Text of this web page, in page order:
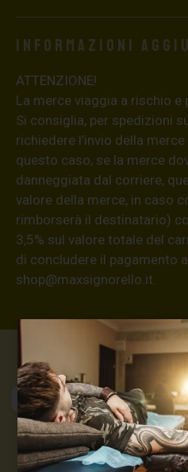
Informazioni
ATTENZIONE!
La merce viaggia a rischio
Si consiglia, per spedizioni
richiedere l’invio della
questo caso, se la merce
danneggiata dal corriere,
valore della merce, in caso
rimborserà il destinatario)
3,5% sul valore totale del
di concludere il pagamento
shop@maxsignorello.it